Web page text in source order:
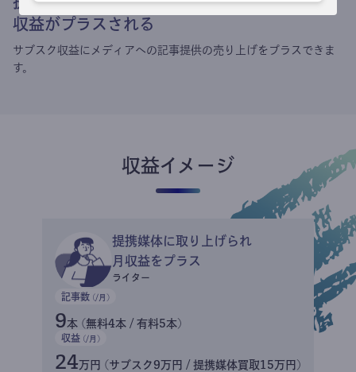
収益がプラスされる
サブスク収益にメディアへの記事提供の売り上げをプラスできま
す。
収益イメージ
提携媒体に取り上げられ
月収益をプラス
ライター
記事数 (/月)
9本 (無料4本 / 有料5本)
収益 (/月)
24万円 (サブスク9万円 / 提携媒体買取15万円)